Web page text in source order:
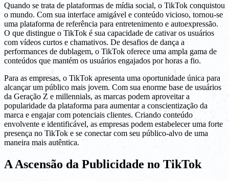
Quando se trata de plataformas de mídia social, o TikTok conquistou
o mundo. Com sua interface amigável e conteúdo vicioso, tornou-se
uma plataforma de referência para entretenimento e autoexpressão.
O que distingue o TikTok é sua capacidade de cativar os usuários
com vídeos curtos e chamativos. De desafios de dança a
performances de dublagem, o TikTok oferece uma ampla gama de
conteúdos que mantém os usuários engajados por horas a fio.
Para as empresas, o TikTok apresenta uma oportunidade única para
alcançar um público mais jovem. Com sua enorme base de usuários
da Geração Z e millennials, as marcas podem aproveitar a
popularidade da plataforma para aumentar a conscientização da
marca e engajar com potenciais clientes. Criando conteúdo
envolvente e identificável, as empresas podem estabelecer uma forte
presença no TikTok e se conectar com seu público-alvo de uma
maneira mais autêntica.
A Ascensão da Publicidade no TikTok